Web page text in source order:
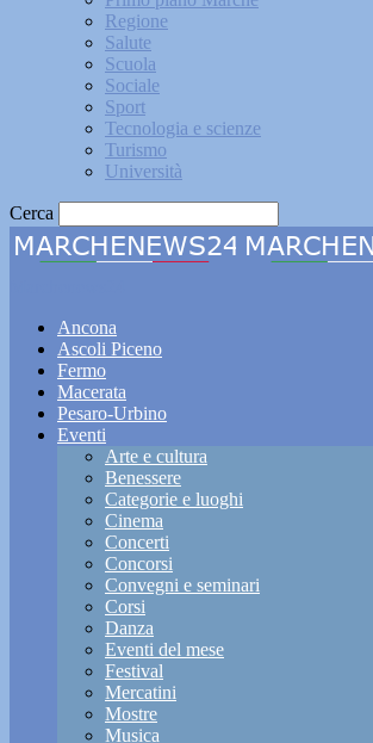
Regione
Salute
Scuola
Sociale
Sport
Tecnologia e scienze
Turismo
Università
Cerca
Ancona
Ascoli Piceno
Fermo
Macerata
Pesaro-Urbino
Eventi
Arte e cultura
Benessere
Categorie e luoghi
Cinema
Concerti
Concorsi
Convegni e seminari
Corsi
Danza
Eventi del mese
Festival
Mercatini
Mostre
Musica